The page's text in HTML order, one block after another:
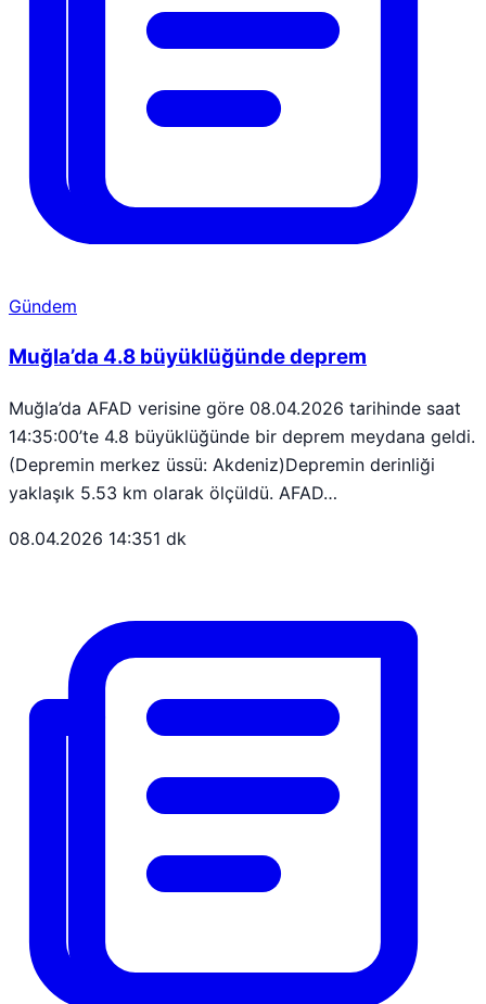
Gündem
Muğla’da 4.8 büyüklüğünde deprem
Muğla’da AFAD verisine göre 08.04.2026 tarihinde saat
14:35:00’te 4.8 büyüklüğünde bir deprem meydana geldi.
(Depremin merkez üssü: Akdeniz)Depremin derinliği
yaklaşık 5.53 km olarak ölçüldü. AFAD…
08.04.2026 14:351 dk